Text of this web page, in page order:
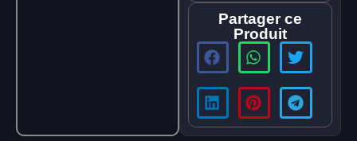
Partager ce
Produit